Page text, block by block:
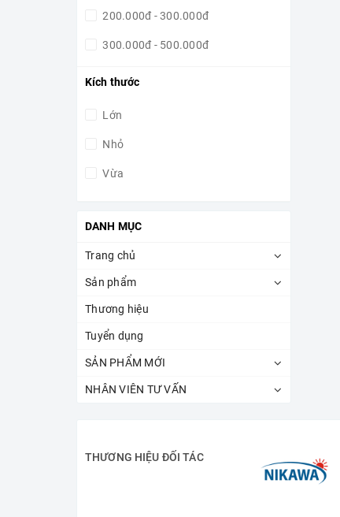
200.000đ - 300.000đ
300.000đ - 500.000đ
500.000đ - 1.000.000đ
Kích thước
Lớn
Nhỏ
Vừa
DANH MỤC
Trang chủ
Sản phẩm
Thương hiệu
Tuyển dụng
SẢN PHẨM MỚI
NHÂN VIÊN TƯ VẤN
THƯƠNG HIỆU ĐỐI TÁC